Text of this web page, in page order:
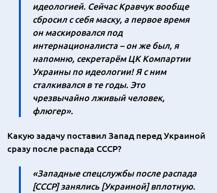
идеологией. Сейчас Кравчук вообще
сбросил с себя маску, а первое время
он маскировался под
интернационалиста – он же был, я
напомню, секретарём ЦК Компартии
Украины по идеологии! Я с ним
сталкивался в те годы. Это
чрезвычайно лживый человек,
флюгер».
Какую задачу поставил Запад перед Украиной
сразу после распада СССР?
«Западные спецслужбы после распада
[СССР] занялись [Украиной] вплотную.